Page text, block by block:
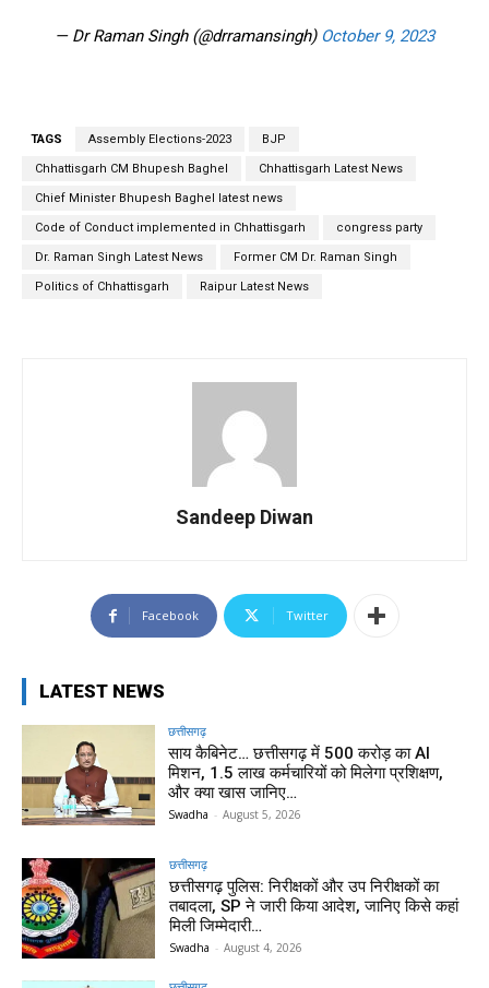
— Dr Raman Singh (@drramansingh) October 9, 2023
TAGS Assembly Elections-2023 BJP
Chhattisgarh CM Bhupesh Baghel Chhattisgarh Latest News
Chief Minister Bhupesh Baghel latest news
Code of Conduct implemented in Chhattisgarh congress party
Dr. Raman Singh Latest News Former CM Dr. Raman Singh
Politics of Chhattisgarh Raipur Latest News
Sandeep Diwan
Facebook Twitter
LATEST NEWS
छत्तीसगढ़
साय कैबिनेट… छत्तीसगढ़ में 500 करोड़ का AI
मिशन, 1.5 लाख कर्मचारियों को मिलेगा प्रशिक्षण,
और क्या खास जानिए…
Swadha - August 5, 2026
छत्तीसगढ़
छत्तीसगढ़ पुलिस: निरीक्षकों और उप निरीक्षकों का
तबादला, SP ने जारी किया आदेश, जानिए किसे कहां
मिली जिम्मेदारी…
Swadha - August 4, 2026